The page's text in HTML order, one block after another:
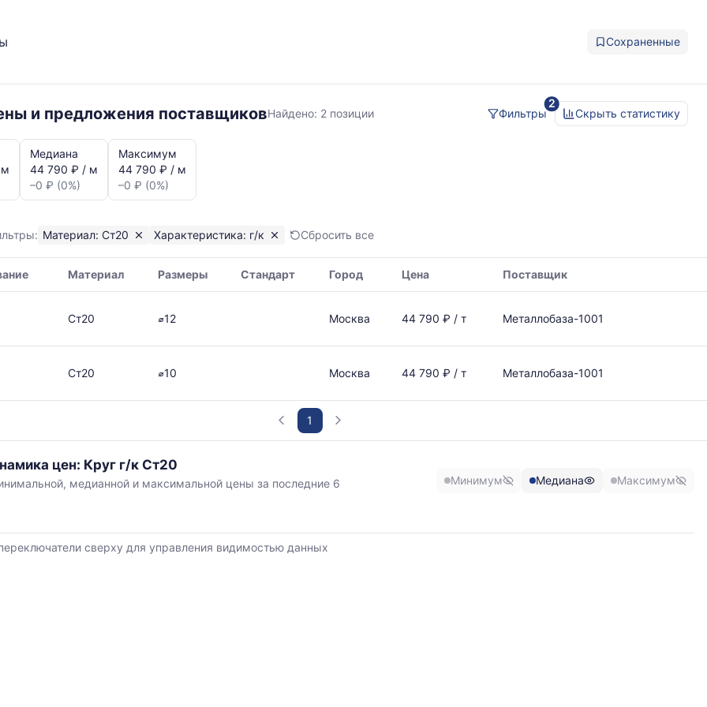
Сохраненные
и предложения поставщиковСт20
Найдено: 2 позиции
2
Фильтры
Скрыть статистику
Медиана
44 790 ₽ / м
–0 ₽ (0%)
Максимум
44 790 ₽ / м
–0 ₽ (0%)
Материал: Ст20 Характеристика: г/к Сбросить все
Материал Размеры Стандарт Город Цена Поставщик
Ст20 ⌀12 Москва 44 790 ₽ / т Металлобаза-1001
Ст20 ⌀10 Москва 44 790 ₽ / т Металлобаза-1001
1
цен: Круг г/к Ст20
медианной и максимальной цены за последние 6
Минимум Медиана Максимум
сверху для управления видимостью данных